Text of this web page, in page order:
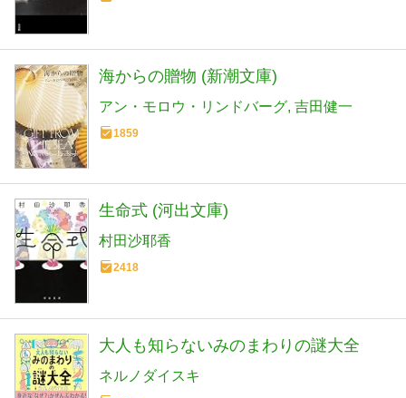
海からの贈物 (新潮文庫)
アン・モロウ・リンドバーグ 吉田健一
1859
生命式 (河出文庫)
村田沙耶香
2418
大人も知らないみのまわりの謎大全
ネルノダイスキ